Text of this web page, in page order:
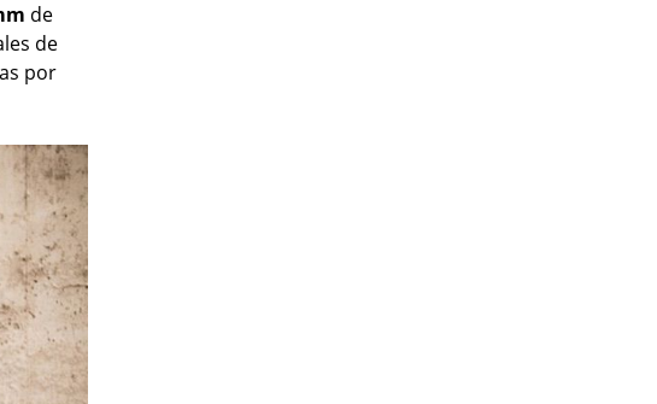
de
de
por